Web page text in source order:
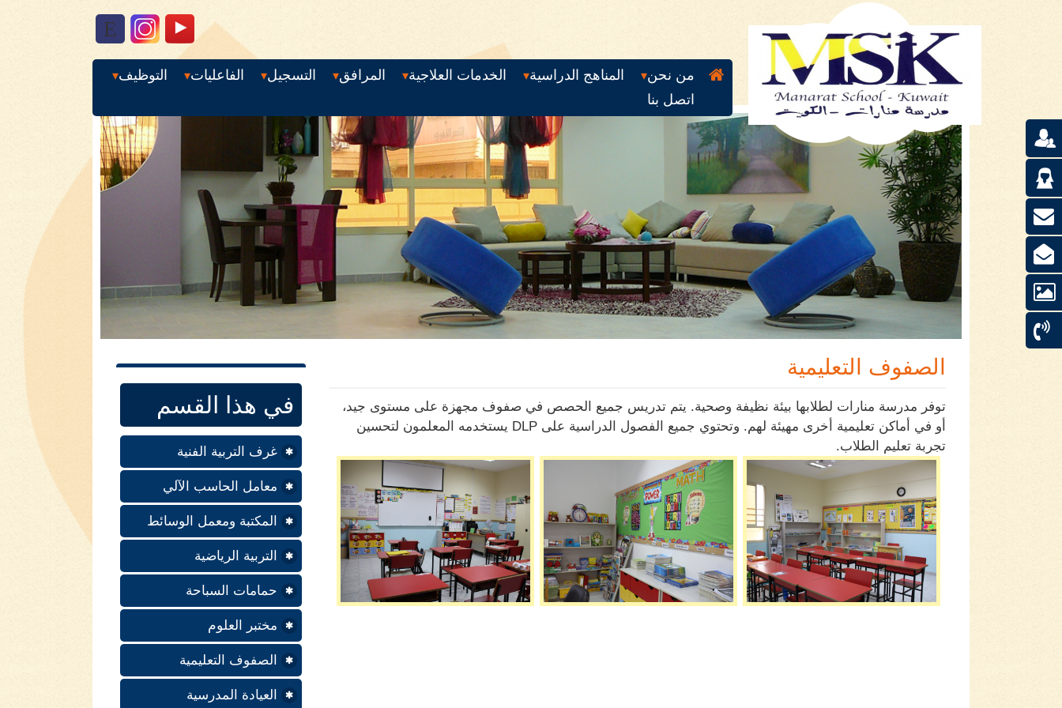
E
من نحن المناهج الدراسية الخدمات العلاجية المرافق التسجيل الفاعليات
التوظيف
اتصل بنا
الصفوف التعليمية
توفر مدرسة منارات لطلابها بيئة نظيفة وصحية. يتم تدريس جميع الحصص في صفوف مجهزة على مستوى جيد،
أو في أماكن تعليمية أخرى مهيئة لهم. وتحتوي جميع الفصول الدراسية على DLP يستخدمه المعلمون لتحسين
تجربة تعليم الطلاب.
في هذا القسم
غرف التربية الفنية
معامل الحاسب الآلي
المكتبة ومعمل الوسائط
التربية الرياضية
حمامات السباحة
مختبر العلوم
الصفوف التعليمية
العيادة المدرسية